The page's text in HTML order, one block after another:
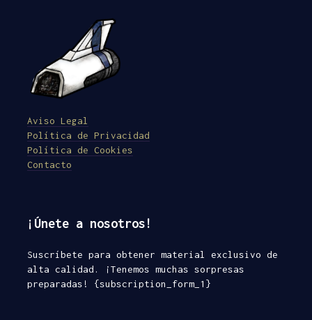
Aviso Legal
Política de Privacidad
Política de Cookies
Contacto
¡Únete a nosotros!
Suscríbete para obtener material exclusivo de
alta calidad. ¡Tenemos muchas sorpresas
preparadas! {subscription_form_1}